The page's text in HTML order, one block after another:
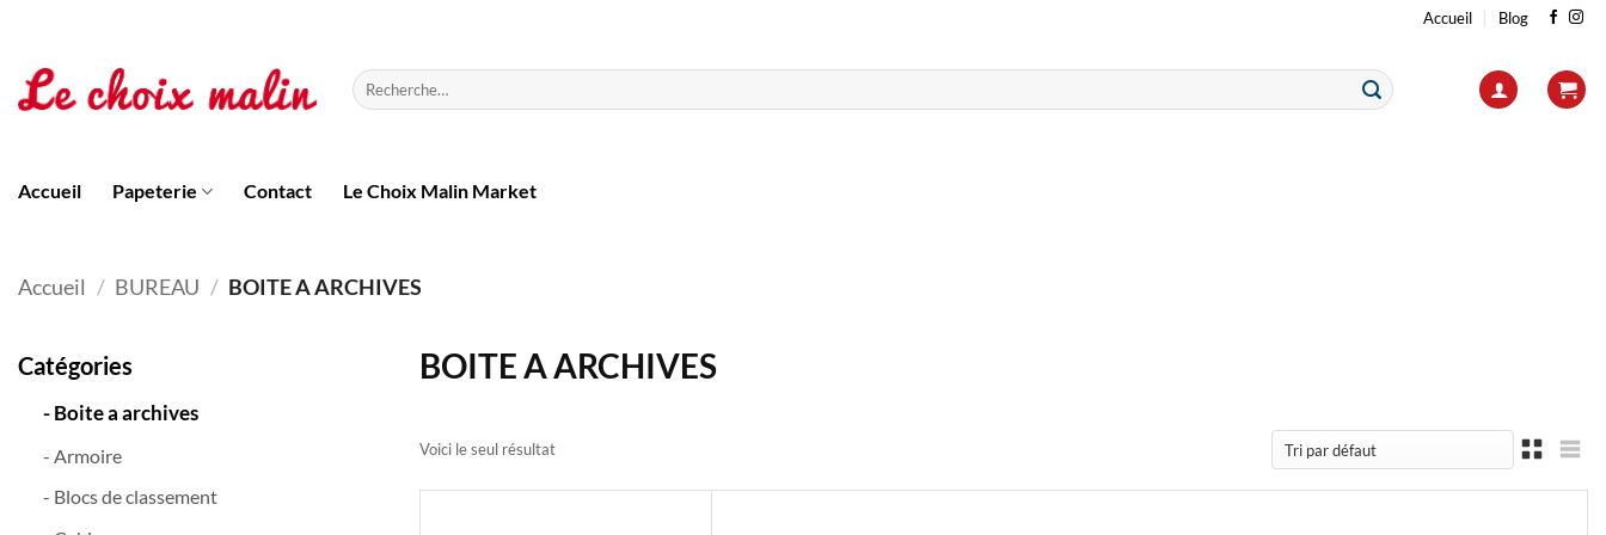
contenu
Accueil Blog
Recherche
pour :
Accueil Papeterie Contact Le Choix Malin Market
Accueil / BUREAU / BOITE A ARCHIVES
Catégories
- Boite a archives
- Armoire
- Blocs de classement
BOITE A ARCHIVES
Voici le seul résultat